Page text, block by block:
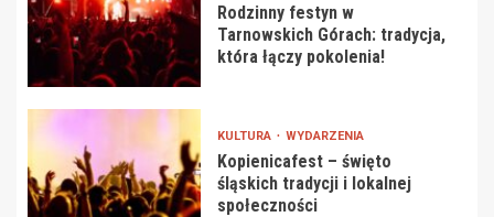
Rodzinny festyn w
Tarnowskich Górach: tradycja,
która łączy pokolenia!
KULTURA WYDARZENIA
Kopienicafest – święto
śląskich tradycji i lokalnej
społeczności